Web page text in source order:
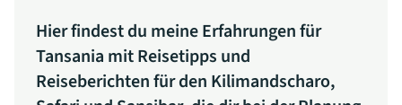
Hier findest du meine Erfahrungen für
Tansania mit Reisetipps und
Reiseberichten für den Kilimandscharo,